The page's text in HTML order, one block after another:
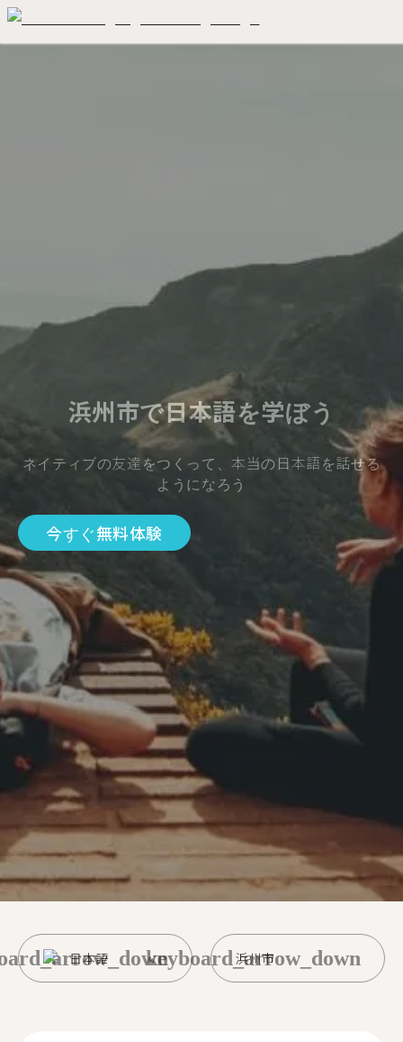
浜州市で日本語を学ぼう
ネイティブの友達をつくって、本当の日本語を話せる
ようになろう
今すぐ無料体験
日本語 浜州市
keyboard_arrow_down